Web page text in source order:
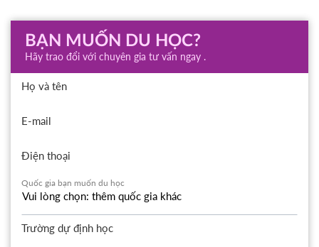
BẠN MUỐN DU HỌC?
Hãy trao đổi với chuyên gia tư vấn ngay .
Họ và tên
E-mail
Điện thoại
Quốc gia bạn muốn du học
Trường dự định học